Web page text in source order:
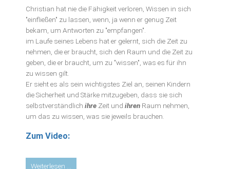
Christian hat nie die Fähigkeit verloren, Wissen in sich
"einfließen" zu lassen, wenn, ja wenn er genug Zeit
bekam, um Antworten zu "empfangen".
im Laufe seines Lebens hat er gelernt, sich die Zeit zu
nehmen, die er braucht, sich den Raum und die Zeit zu
geben, die er braucht, um zu "wissen", was es für ihn
zu wissen gilt.
Er sieht es als sein wichtigstes Ziel an, seinen Kindern
die Sicherheit und Stärke mitzugeben, dass sie sich
selbstverständlich ihre Zeit und ihren Raum nehmen,
um das zu wissen, was sie jeweils brauchen.
Zum Video:
Weiterlesen …